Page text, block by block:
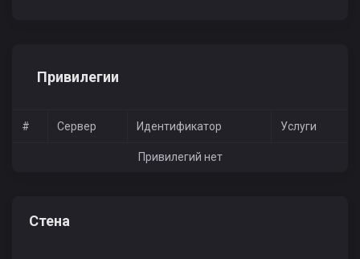
Привилегии
# Сервер Идентификатор Услуги
Привилегий нет
Стена